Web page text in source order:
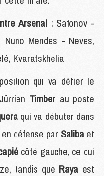
Arsenal : Safonov -
Nuno Mendes - Neves,
Kvaratskhelia
qui va défier le
Timber au poste
qui va débuter dans
défense par Saliba et
côté gauche, ce qui
tandis que Raya est